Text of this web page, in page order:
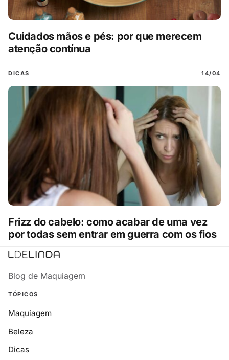
Cuidados mãos e pés: por que merecem
atenção contínua
DICAS 14/04
Frizz do cabelo: como acabar de uma vez
por todas sem entrar em guerra com os fios
Blog de Maquiagem
TÓPICOS
Maquiagem
Beleza
Dicas